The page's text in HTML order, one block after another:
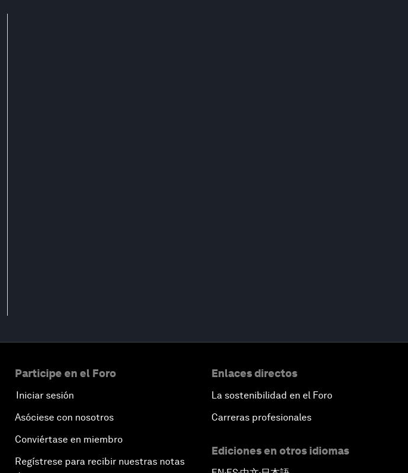
Participe en el Foro
Iniciar sesión
Asóciese con nosotros
Conviértase en miembro
Regístrese para recibir nuestras notas
Enlaces directos
La sostenibilidad en el Foro
Carreras profesionales
Ediciones en otros idiomas